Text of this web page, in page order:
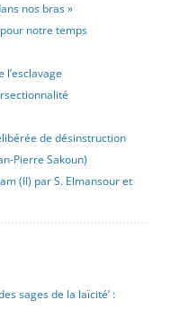
nos bras »
pour notre temps
de désinstruction
Pierre Sakoun)
(II) par S. Elmansour et
sages de la laïcité’ :